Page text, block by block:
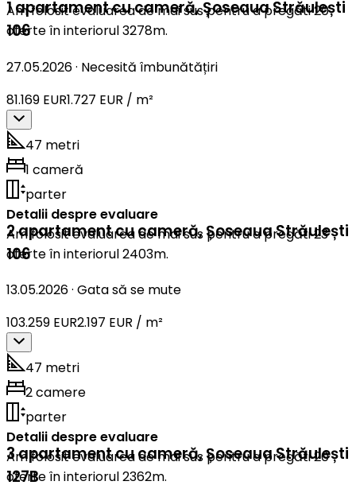
Am folosit evaluarea de mai sus pentru a pregăti 20
oferte în interiorul 3278m.
1 apartament cu cameră,Șoseaua Străulești
106
27.05.2026· Necesită îmbunătățiri
81.169 EUR1.727 EUR / m²
47 metri
1 cameră
parter
Detalii despre evaluare
Am folosit evaluarea de mai sus pentru a pregăti 23
oferte în interiorul 2403m.
2 apartament cu cameră,Șoseaua Străulești
106
13.05.2026· Gata să se mute
103.259 EUR2.197 EUR / m²
47 metri
2 camere
parter
Detalii despre evaluare
Am folosit evaluarea de mai sus pentru a pregăti 20
oferte în interiorul 2362m.
3 apartament cu cameră,Șoseaua Străulești
127B